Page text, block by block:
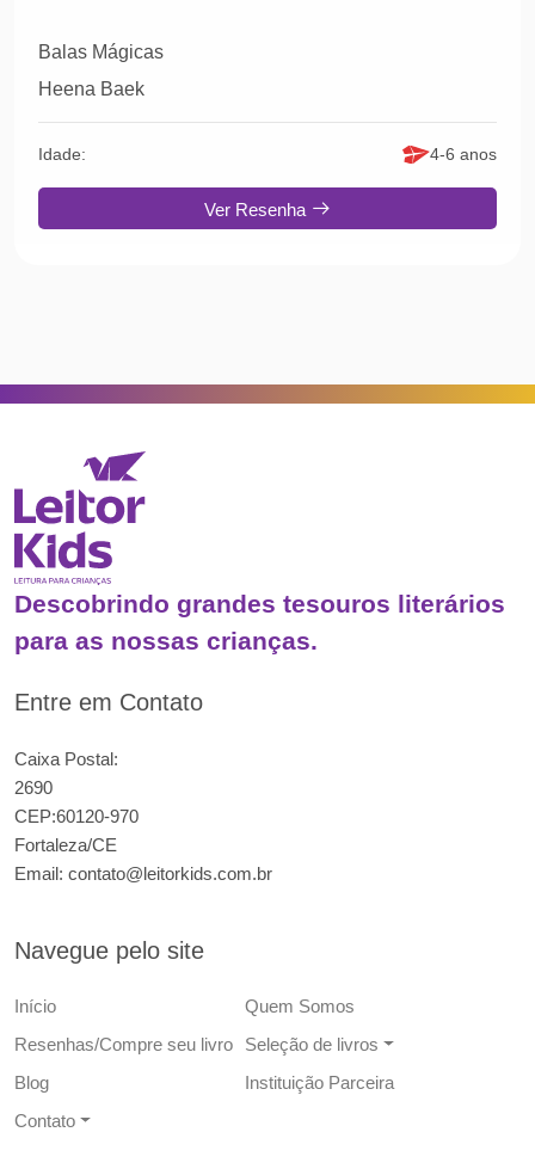
Balas Mágicas
Heena Baek
Idade: 4-6 anos
Ver Resenha
Descobrindo grandes tesouros literários
para as nossas crianças.
Entre em Contato
Caixa Postal:
2690
CEP:60120-970
Fortaleza/CE
Email: contato@leitorkids.com.br
Navegue pelo site
Início
Quem Somos
Resenhas/Compre seu livro
Seleção de livros
Blog
Instituição Parceira
Contato